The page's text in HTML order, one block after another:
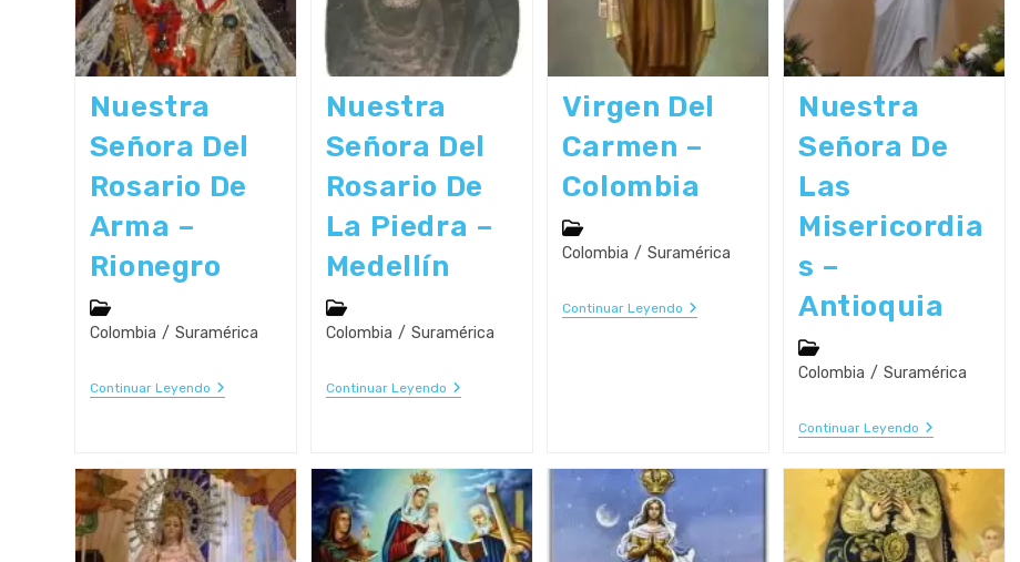
Nuestra
Señora Del
Rosario De
Arma –
Rionegro
Categoría
de
Colombia / Suramérica
Continuar LeyendoNuestra
Arma
–
Rionegro
Nuestra
Señora Del
Rosario De
La Piedra –
Medellín
Categoría
de
Colombia / Suramérica
Continuar LeyendoNuestra
La
Piedra
Medellín
Virgen Del
Carmen –
Colombia
Categoría
de
Colombia / Suramérica
Continuar LeyendoVirgen
Nuestra
Señora De
Las
Misericordia
S –
Antioquia
Categoría
de
Colombia / Suramérica
Continuar LeyendoNuestra
Las
Misericordias
–
Antioquia